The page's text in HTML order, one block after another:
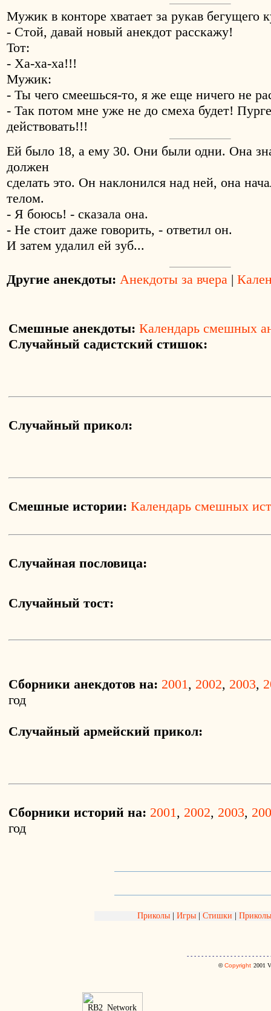
Мужик в конторе хватает за рукав бегущего
- Стой, давай новый анекдот расскажу!
Тот:
- Ха-ха-ха!!!
Мужик:
- Ты чего смеешься-то, я же еще ничего не
- Так потом мне уже не до смеха будет!
действовать!!!
Ей было 18, а ему 30. Они были одни. Она
должен
сделать это. Он наклонился над ней, она
телом.
- Я боюсь! - сказала она.
- Не стоит даже говорить, - ответил он.
И затем удалил ей зуб...
Другие анекдоты: Анекдоты за вчера |
Смешные анекдоты: Календарь смешных
Случайный садистский стишок:
Случайный прикол:
Смешные истории: Календарь смешных
Случайная пословица:
Случайный тост:
Сборники анекдотов на: 2001, 2002, 2003,
год
Случайный армейский прикол:
Сборники историй на: 2001, 2002, 2003,
год
Приколы Игры Стишки
- - - - - - - - - - - - - - - - - - - - - -
©Copyright 2001